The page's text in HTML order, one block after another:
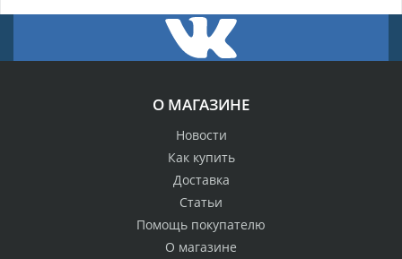
О МАГАЗИНЕ
Новости
Как купить
Доставка
Статьи
Помощь покупателю
О магазине